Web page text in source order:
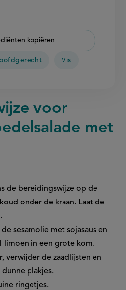
kopiëren
Vis
voor
met
de bereidingswijze op de
onder de kraan. Laat de
sesamolie met sojasaus en
limoen in een grote kom.
verwijder de zaadlijsten en
plakjes.
ringetjes.